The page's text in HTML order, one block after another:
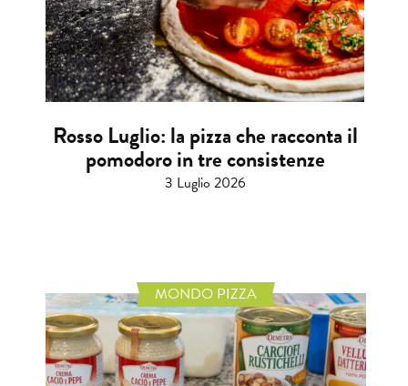
Rosso Luglio: la pizza che racconta il
pomodoro in tre consistenze
3 Luglio 2026
MONDO PIZZA